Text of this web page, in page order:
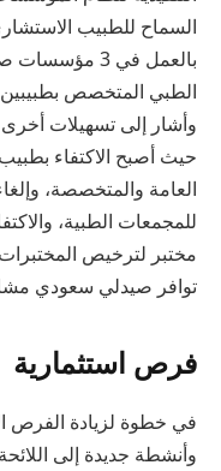
السماح للطبيب
بالعمل في 3
الطبي المتخصص بطبيبين فقط
وأشار إلى تسهيلات أخرى
حيث أصبح الاكتفاء
العامة والمتخصصة،
للمجمعات الطبية،
مختبر لترخيص
توافر صيدلي سعودي
فرص استثمارية
وأنشطة جديدة إلى